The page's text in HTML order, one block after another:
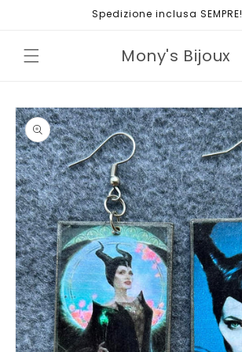
Spedizione inclusa SEMPRE!
Mony's Bijoux
Passa alle
informazioni
sul prodotto